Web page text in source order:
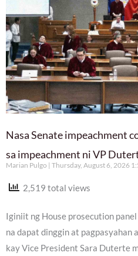
Nasa Senate impeachment
sa impeachment ni VP
Marian Pulgo Thursday, August 6, 2026
2,519 total views
Iginiit ng House prosecution
na dapat dinggin at pagpasyahan
kay Vice President Sara Duterte